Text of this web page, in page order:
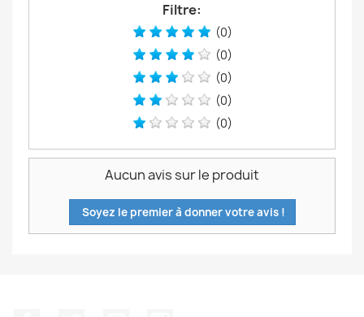
Filtre:
(0)
(0)
(0)
(0)
(0)
Aucun avis sur le produit
Soyez le premier à donner votre avis !